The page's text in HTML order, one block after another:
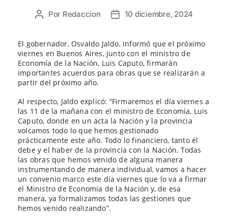
Autor
entrada
Por Redaccion
Fecha
entrada
10 diciembre, 2024
El gobernador, Osvaldo Jaldo, informó que el próximo
viernes en Buenos Aires, junto con el ministro de
Economía de la Nación, Luis Caputo, firmarán
importantes acuerdos para obras que se realizarán a
partir del próximo año.
Al respecto, Jaldo explicó: “Firmaremos el día viernes a
las 11 de la mañana con el ministro de Economía, Luis
Caputo, donde en un acta la Nación y la provincia
volcamos todo lo que hemos gestionado
prácticamente este año. Todo lo financiero, tanto él
debe y el haber de la provincia con la Nación. Todas
las obras que hemos venido de alguna manera
instrumentando de manera individual, vamos a hacer
un convenio marco este día viernes que lo va a firmar
el Ministro de Economía de la Nación y, de esa
manera, ya formalizamos todas las gestiones que
hemos venido realizando”.